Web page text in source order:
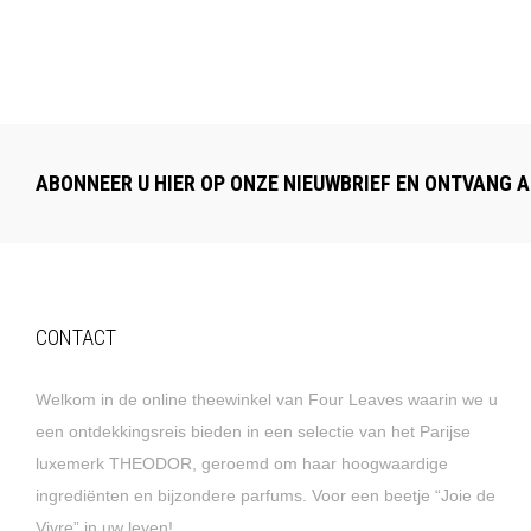
ABONNEER U HIER OP ONZE NIEUWBRIEF EN ONTVANG
CONTACT
Welkom in de online theewinkel van Four Leaves waarin we u
een ontdekkingsreis bieden in een selectie van het Parijse
luxemerk THEODOR, geroemd om haar hoogwaardige
ingrediënten en bijzondere parfums. Voor een beetje “Joie de